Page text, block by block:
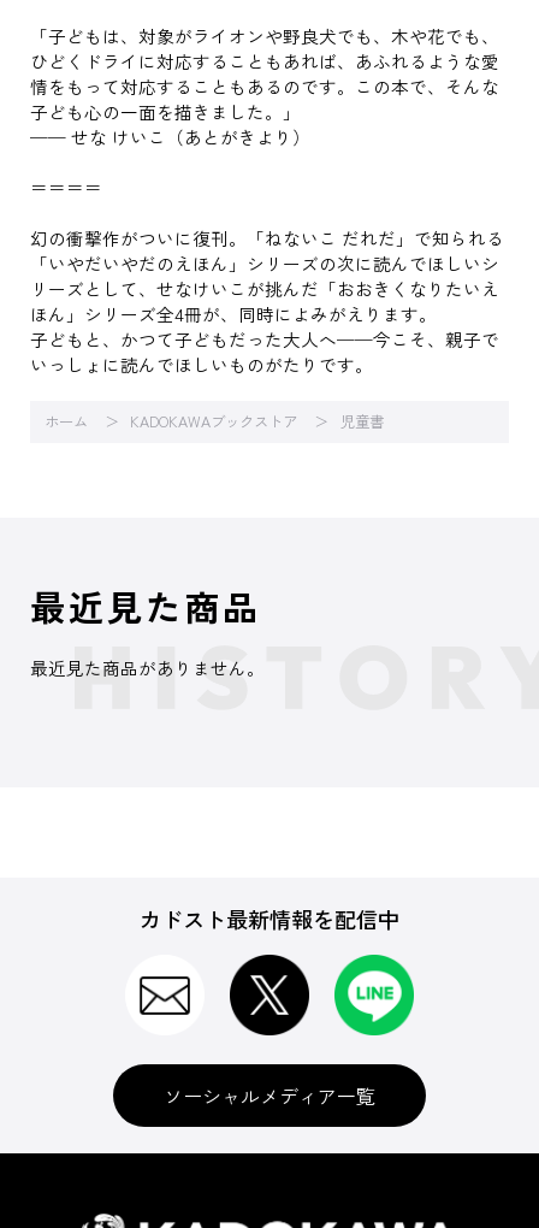
「子どもは、対象がライオンや野良犬でも、木や花でも、
ひどくドライに対応することもあれば、あふれるような愛
情をもって対応することもあるのです。この本で、そんな
子ども心の一面を描きました。」
── せな けいこ（あとがきより）
＝＝＝＝
幻の衝撃作がついに復刊。「ねないこ だれだ」で知られる
「いやだいやだのえほん」シリーズの次に読んでほしいシ
リーズとして、せなけいこが挑んだ「おおきくなりたいえ
ほん」シリーズ全4冊が、同時によみがえります。
子どもと、かつて子どもだった大人へ──今こそ、親子で
いっしょに読んでほしいものがたりです。
ホーム KADOKAWAブックストア 児童書
最近見た商品
最近見た商品がありません。
カドスト最新情報を配信中
ソーシャルメディア一覧